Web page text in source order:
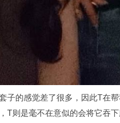
子的感觉差了很多，因此T在
T则是毫不在意似的会将它吞